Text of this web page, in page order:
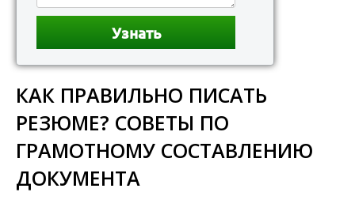
КАК ПРАВИЛЬНО ПИСАТЬ
РЕЗЮМЕ? СОВЕТЫ ПО
ГРАМОТНОМУ СОСТАВЛЕНИЮ
ДОКУМЕНТА